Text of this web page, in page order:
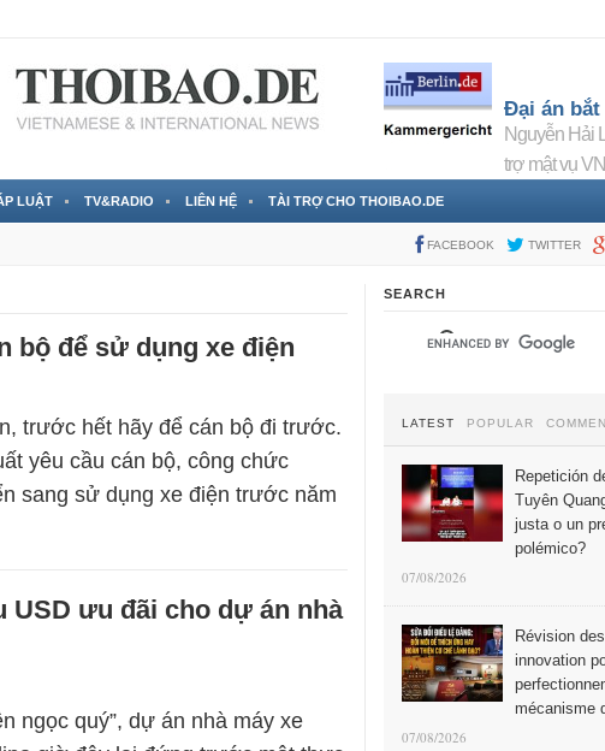
Đại án bắt
Nguyễn Hải
trợ mật vụ
LUẬT TV&RADIO LIÊN HỆ TÀI TRỢ CHO THOIBAO.DE
FACEBOOK TWITTER
bộ để sử dụng xe điện
trước hết hãy để cán bộ đi trước.
yêu cầu cán bộ, công chức
sang sử dụng xe điện trước năm
USD ưu đãi cho dự án nhà
ngọc quý”, dự án nhà máy xe
SEARCH
LATEST POPULAR
Repetición
Tuyên
justa o un
polémico?
07/08/2026
Révision
innovation
mécanisme
07/08/2026